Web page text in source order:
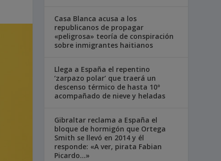
Casa Blanca acusa a los
republicanos de propagar
«peligrosa» teoría de conspiración
sobre inmigrantes haitianos
Llega a España el repentino
‘zarpazo polar’ que traerá un
descenso térmico de hasta 10º
acompañado de nieve y heladas
Gibraltar reclama a España el
bloque de hormigón que Ortega
Smith se llevó en 2014 y él
responde: «A ver, pirata Fabian
Picardo…»